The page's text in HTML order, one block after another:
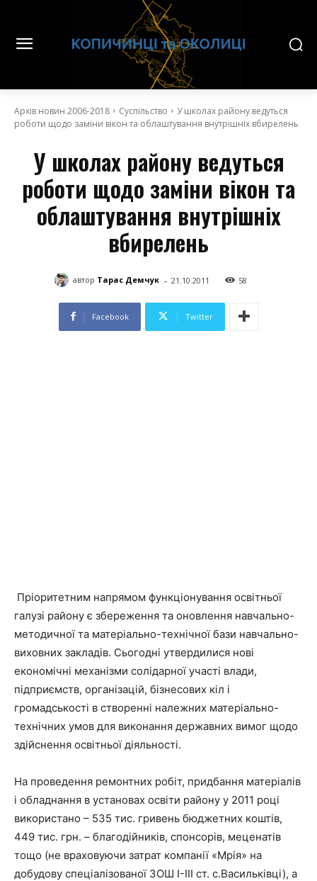
Архів новин 2006-2018 Суспільство
У школах району ведуться
роботи щодо заміни вікон та облаштування внутрішніх вбирелень
У школах району ведуться
роботи щодо заміни вікон та
облаштування внутрішніх
вбирелень
автор Тарас Демчук - 21.10.2011 58
Facebook Twitter
Пріоритетним напрямом функціонування освітньої
галузі району є збереження та оновлення навчально-
методичної та матеріально-технічної бази навчально-
виховних закладів. Сьогодні утвердилися нові
економічні механізми солідарної участі влади,
підприємств, організацій, бізнесових кіл і
громадськості в створенні належних матеріально-
технічних умов для виконання державних вимог щодо
здійснення освітньої діяльності.
На проведення ремонтних робіт, придбання матеріалів
і обладнання в установах освіти району у 2011 році
використано – 535 тис. гривень бюджетних коштів,
449 тис. грн. – благодійників, спонсорів, меценатів
тощо (не враховуючи затрат компанії «Мрія» на
добудову спеціалізованої ЗОШ І-ІІІ ст. с.Васильківці), а